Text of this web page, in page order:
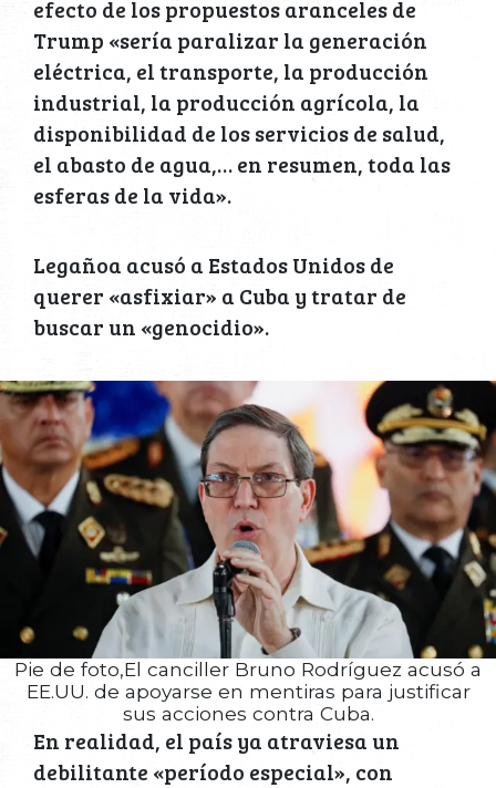
efecto de los propuestos aranceles de
Trump «sería paralizar la generación
eléctrica, el transporte, la producción
industrial, la producción agrícola, la
disponibilidad de los servicios de salud,
el abasto de agua,… en resumen, toda las
esferas de la vida».
Legañoa acusó a Estados Unidos de
querer «asfixiar» a Cuba y tratar de
buscar un «genocidio».
Pie de foto,El canciller Bruno Rodríguez acusó a
EE.UU. de apoyarse en mentiras para justificar
sus acciones contra Cuba.
En realidad, el país ya atraviesa un
debilitante «período especial», con